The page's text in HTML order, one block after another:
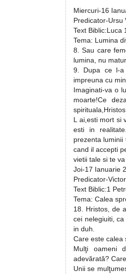
Miercuri-16
Predicator-Ursu
Text Biblic:Luca
Tema: Lumina
8. Sau care
lumina, nu
9. Dupa ce l-a
impreuna cu
Imaginati-va o
moarte!Ce
L ai,esti mort si
esti in
prezenta
cand il accepti
vietii tale si te
Joi-17 Ianuarie
Predicator-
Text Biblic:1
Tema: Calea
18. Hristos, de
cei nelegiuiti,
in duh.
Care este calea
Mulţi oameni
adevărată?
Unii se